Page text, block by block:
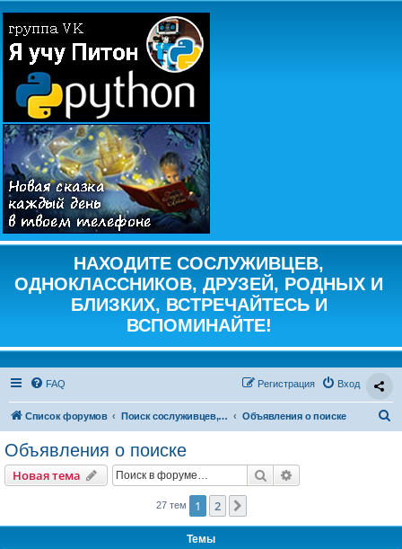
НАХОДИТЕ СОСЛУЖИВЦЕВ,
ОДНОКЛАССНИКОВ, ДРУЗЕЙ, РОДНЫХ И
БЛИЗКИХ, ВСТРЕЧАЙТЕСЬ И
ВСПОМИНАЙТЕ!
FAQ Вход
Регистрация
Список форумов Поиск сослуживцев, друзей, родных и близких, однокласников и т.д. Объявления о поиске
Объявления о поиске
Новая тема Поиск
27 тем 1 2
Темы